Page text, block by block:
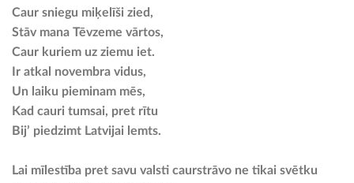
Caur sniegu miķelīši zied,
Stāv mana Tēvzeme vārtos,
Caur kuriem uz ziemu iet.
Ir atkal novembra vidus,
Un laiku pieminam mēs,
Kad cauri tumsai, pret rītu
Bij’ piedzimt Latvijai lemts.
Lai mīlestība pret savu valsti caurstrāvo ne tikai svētku